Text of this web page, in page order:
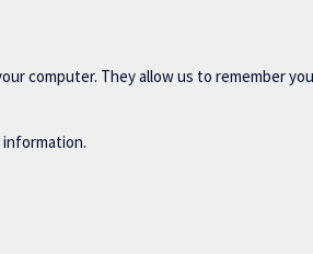
computer. They allow us to remember